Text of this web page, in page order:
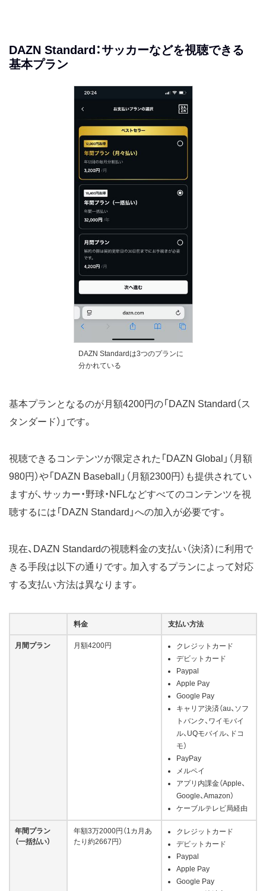
DAZN Standard：サッカーなどを視聴できる
基本プラン
DAZN Standardは3つのプランに
分かれている
基本プランとなるのが月額4200円の「DAZN Standard（ス
タンダード）」です。
視聴できるコンテンツが限定された「DAZN Global」（月額
980円）や「DAZN Baseball」（月額2300円）も提供されてい
ますが、サッカー・野球・NFLなどすべてのコンテンツを視
聴するには「DAZN Standard」への加入が必要です。
現在、DAZN Standardの視聴料金の支払い（決済）に利用で
きる手段は以下の通りです。加入するプランによって対応
する支払い方法は異なります。
料金 支払い方法
月間​プラン 月額4200円
クレジットカード
デビットカード
Paypal
Apple Pay
Google Pay
キャリア決済（au、ソフ
トバンク、ワイモバイ
ル、UQモバイル、ドコ
モ）
PayPay
メルペイ
アプリ内課金​（Apple、
Google、Amazon）
ケーブルテレビ局経由
年間​プラン
（一括払い）​
年額3万2000円（1カ月あ
たり約2667円）
クレジットカード
デビットカード
Paypal
Apple Pay
​Google Pay